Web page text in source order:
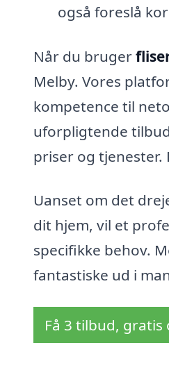
også foreslå
Når du bruger
Melby. Vores
kompetence til
uforpligtende
priser og tjenester.
Uanset om det
dit hjem, vil et
specifikke behov.
fantastiske ud i
Få 3 tilbud,